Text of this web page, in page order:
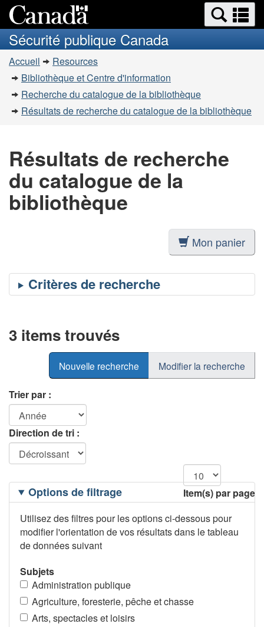
au
contenu
à
la
simplifiée
Recherche
et
menus
et
Sécurité publique Canada
Vous
êtes
ici
Accueil
Resources
Bibliothèque et Centre d'information
Recherche du catalogue de la bibliothèque
Résultats de recherche du catalogue de la bibliothèque
Résultats de recherche
du catalogue de la
bibliothèque
Mon panier
3 items trouvés
Nouvelle recherche Modifier la recherche
Trier par :
Direction de tri :
Item(s) par page
Filtrage
desOptions de filtrage
Utilisez des filtres pour les options ci-dessous pour
modifier l'orientation de vos résultats dans le tableau
de données suivant
Subjets
Administration publique
Agriculture, foresterie, pêche et chasse
Arts, spectacles et loisirs